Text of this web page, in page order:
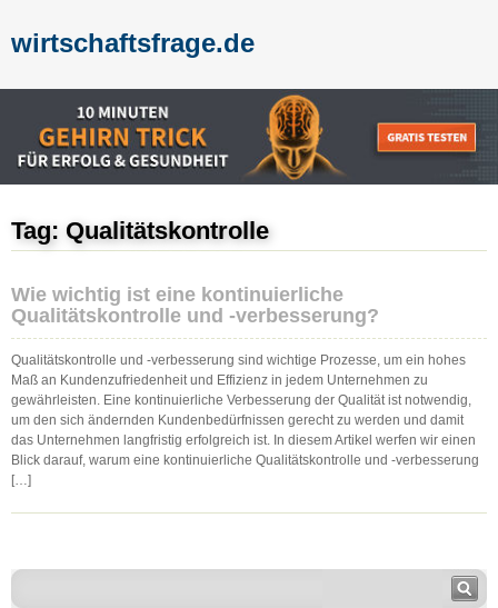
wirtschaftsfrage.de
Tag: Qualitätskontrolle
Wie wichtig ist eine kontinuierliche
Qualitätskontrolle und -verbesserung?
Qualitätskontrolle und -verbesserung sind wichtige Prozesse, um ein hohes
Maß an Kundenzufriedenheit und Effizienz in jedem Unternehmen zu
gewährleisten. Eine kontinuierliche Verbesserung der Qualität ist notwendig,
um den sich ändernden Kundenbedürfnissen gerecht zu werden und damit
das Unternehmen langfristig erfolgreich ist. In diesem Artikel werfen wir einen
Blick darauf, warum eine kontinuierliche Qualitätskontrolle und -verbesserung
[…]